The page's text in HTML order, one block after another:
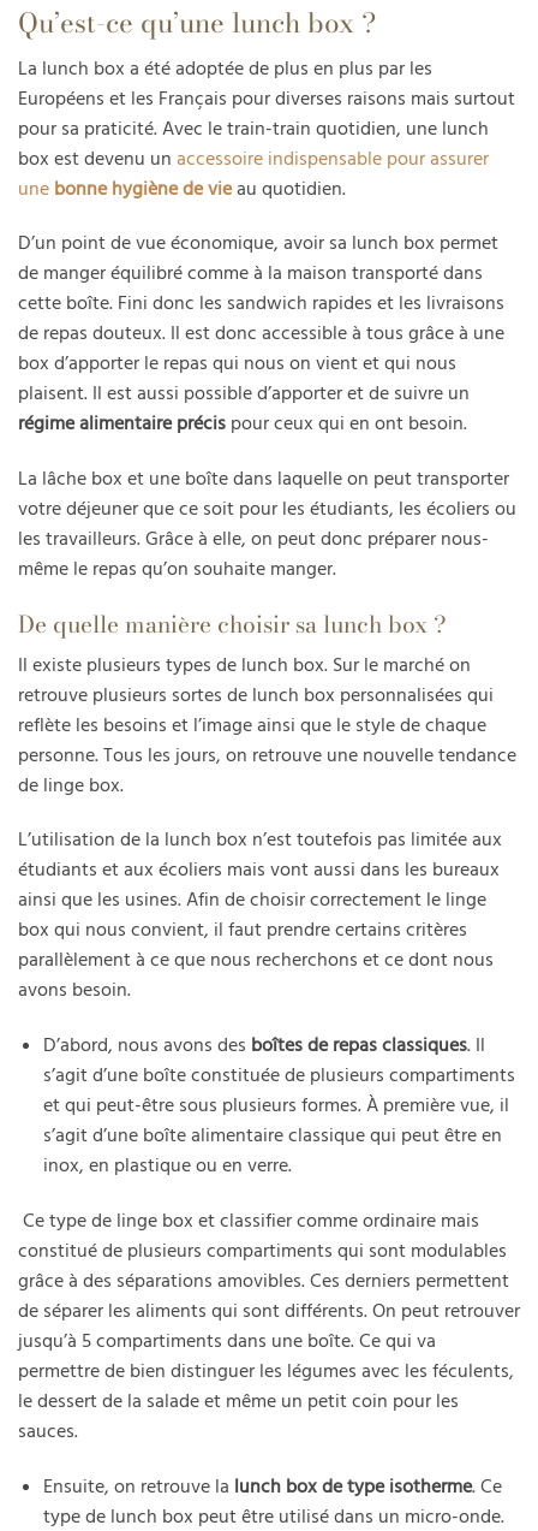
Qu’est-ce qu’une lunch box ?
La lunch box a été adoptée de plus en plus par les
Européens et les Français pour diverses raisons mais surtout
pour sa praticité. Avec le train-train quotidien, une lunch
box est devenu un accessoire indispensable pour assurer
une bonne hygiène de vieau quotidien.
D’un point de vue économique, avoir sa lunch box permet
de manger équilibré comme à la maison transporté dans
cette boîte. Fini donc les sandwich rapides et les livraisons
de repas douteux. Il est donc accessible à tous grâce à une
box d’apporter le repas qui nous on vient et qui nous
plaisent. Il est aussi possible d’apporter et de suivre un
régime alimentaire précis pour ceux qui en ont besoin.
La lâche box et une boîte dans laquelle on peut transporter
votre déjeuner que ce soit pour les étudiants, les écoliers ou
les travailleurs. Grâce à elle, on peut donc préparer nous-
même le repas qu’on souhaite manger.
De quelle manière choisir sa lunch box ?
Il existe plusieurs types de lunch box. Sur le marché on
retrouve plusieurs sortes de lunch box personnalisées qui
reflète les besoins et l’image ainsi que le style de chaque
personne. Tous les jours, on retrouve une nouvelle tendance
de linge box.
L’utilisation de la lunch box n’est toutefois pas limitée aux
étudiants et aux écoliers mais vont aussi dans les bureaux
ainsi que les usines. Afin de choisir correctement le linge
box qui nous convient, il faut prendre certains critères
parallèlement à ce que nous recherchons et ce dont nous
avons besoin.
D’abord, nous avons des boîtes de repas classiques. Il
s’agit d’une boîte constituée de plusieurs compartiments
et qui peut-être sous plusieurs formes. À première vue, il
s’agit d’une boîte alimentaire classique qui peut être en
inox, en plastique ou en verre.
Ce type de linge box et classifier comme ordinaire mais
constitué de plusieurs compartiments qui sont modulables
grâce à des séparations amovibles. Ces derniers permettent
de séparer les aliments qui sont différents. On peut retrouver
jusqu’à 5 compartiments dans une boîte. Ce qui va
permettre de bien distinguer les légumes avec les féculents,
le dessert de la salade et même un petit coin pour les
sauces.
Ensuite, on retrouve la lunch box de type isotherme. Ce
type de lunch box peut être utilisé dans un micro-onde.